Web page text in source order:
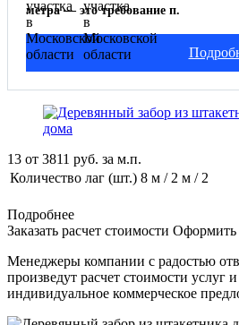
метра — это требование п.
13 от 3811 руб. за м.п.
Количество лаг (шт.) 8 м / 2 м / 2
Подробнее
Заказать расчет стоимости Оформить
Менеджеры компании с радостью
произведут расчет стоимости услуг
индивидуальное коммерческое